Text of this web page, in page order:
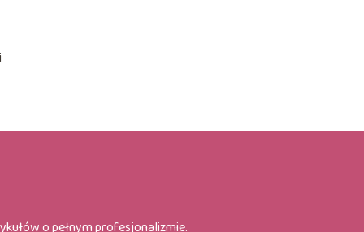
o pełnym profesjonalizmie.